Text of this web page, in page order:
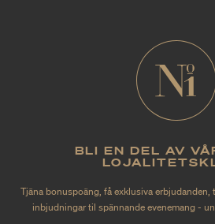
BLI EN DEL AV
Tjäna bonuspoäng, få exklusiva
inbjudningar til spännande evenemang -